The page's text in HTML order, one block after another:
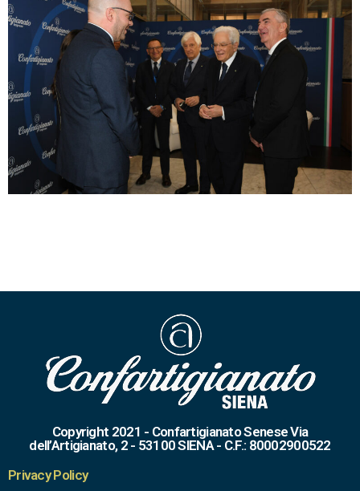
Copyright 2021 - Confartigianato Senese Via
dell’Artigianato, 2 - 53100 SIENA - C.F.: 80002900522
Privacy Policy